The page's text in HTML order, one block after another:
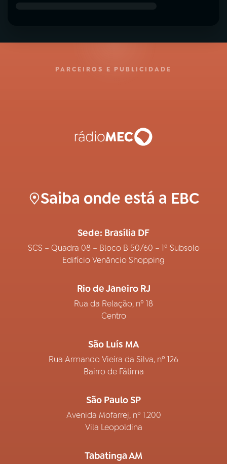
PARCEIROS E PUBLICIDADE
Saiba onde está a EBC
Sede: Brasília DF
SCS – Quadra 08 – Bloco B 50/60 – 1º Subsolo
Edifício Venâncio Shopping
Rio de Janeiro RJ
Rua da Relação, nº 18
Centro
São Luís MA
Rua Armando Vieira da Silva, nº 126
Bairro de Fátima
São Paulo SP
Avenida Mofarrej, nº 1.200
Vila Leopoldina
Tabatinga AM